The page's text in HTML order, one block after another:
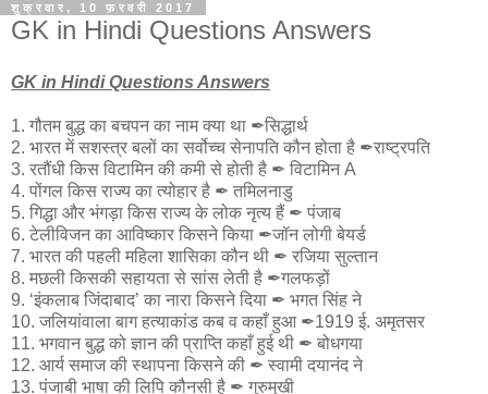
शुक्रवार, 10 फ़रवरी 2017
GK in Hindi Questions Answers
GK in Hindi Questions Answers
1. गौतम बुद्ध का बचपन का नाम क्या था ✒सिद्धार्थ
2. भारत में सशस्त्र बलों का सर्वोच्च सेनापति कौन होता है ✒राष्ट्रपति
3. रतौंधी किस विटामिन की कमी से होती है ✒ विटामिन A
4. पोंगल किस राज्य का त्योहार है ✒ तमिलनाडु
5. गिद्धा और भंगड़ा किस राज्य के लोक नृत्य हैं ✒ पंजाब
6. टेलीविजन का आविष्कार किसने किया ✒जॉन लोगी बेयर्ड
7. भारत की पहली महिला शासिका कौन थी ✒ रजिया सुल्तान
8. मछली किसकी सहायता से सांस लेती है ✒गलफड़ों
9. ‘इंकलाब जिंदाबाद’ का नारा किसने दिया ✒ भगत सिंह ने
10. जलियांवाला बाग हत्याकांड कब व कहाँ हुआ ✒1919 ई. अमृतसर
11. भगवान बुद्ध को ज्ञान की प्राप्ति कहाँ हुई थी ✒ बोधगया
12. आर्य समाज की स्थापना किसने की ✒ स्वामी दयानंद ने
13. पंजाबी भाषा की लिपि कौनसी है ✒ गुरुमुखी